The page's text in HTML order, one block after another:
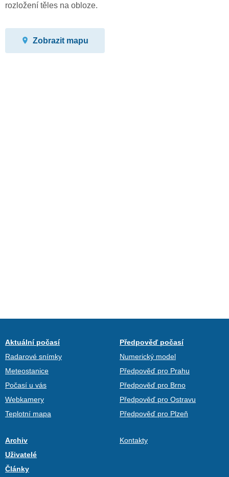
rozložení těles na obloze.
Zobrazit mapu
Aktuální počasí
Radarové snímky
Meteostanice
Počasí u vás
Webkamery
Teplotní mapa
Předpověď počasí
Numerický model
Předpověď pro Prahu
Předpověď pro Brno
Předpověď pro Ostravu
Předpověď pro Plzeň
Archiv
Uživatelé
Články
Kontakty